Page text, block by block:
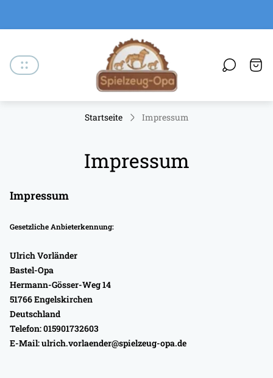
Laden-
Logo"
des
Startseite Impressum
Impressum
Impressum
Gesetzliche Anbieterkennung:
Ulrich Vorländer
Bastel-Opa
Hermann-Gösser-Weg 14
51766 Engelskirchen
Deutschland
Telefon: 015901732603
E-Mail:ulrich.vorlaender@spielzeug-opa.de